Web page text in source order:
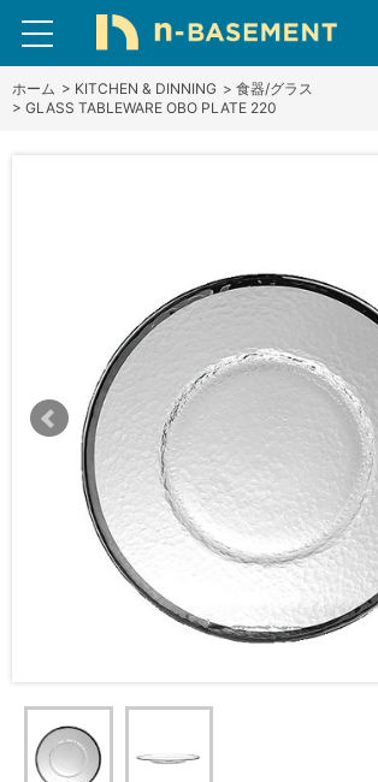
ホーム > KITCHEN & DINNING > 食器/グラス
> GLASS TABLEWARE OBO PLATE 220